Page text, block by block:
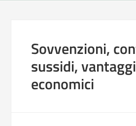
Sovvenzioni,
sussidi, vantaggi
economici